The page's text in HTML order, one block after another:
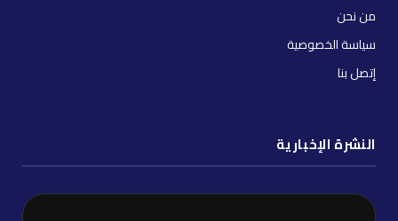
من نحن
سياسة الخصوصية
إتصل بنا
النشرة الإخبارية